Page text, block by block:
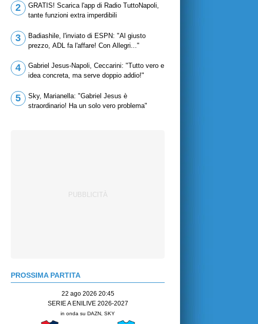
2
GRATIS! Scarica l'app di Radio TuttoNapoli,
tante funzioni extra imperdibili
3
Badiashile, l'inviato di ESPN: "Al giusto
prezzo, ADL fa l'affare! Con Allegri..."
4
Gabriel Jesus-Napoli, Ceccarini: "Tutto vero e
idea concreta, ma serve doppio addio!"
5
Sky, Marianella: "Gabriel Jesus è
straordinario! Ha un solo vero problema"
PROSSIMA PARTITA
22 ago 2026 20:45
SERIE A ENILIVE 2026-2027
in onda su DAZN, SKY